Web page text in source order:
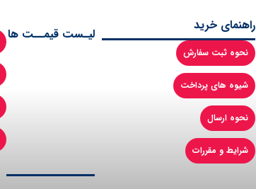
راهنمای خرید
نحوه ثبت سفارش
شیوه های پرداخت
نحوه ارسال
شرایط و مقررات
لیـست قیمــت ها